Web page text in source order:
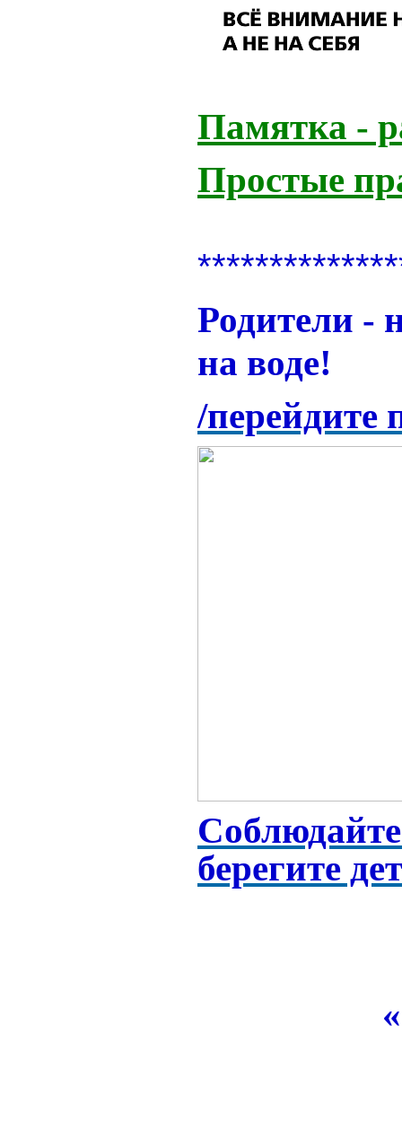
Памятка -
Простые
Родители -
на воде!
/перейдите
берегите